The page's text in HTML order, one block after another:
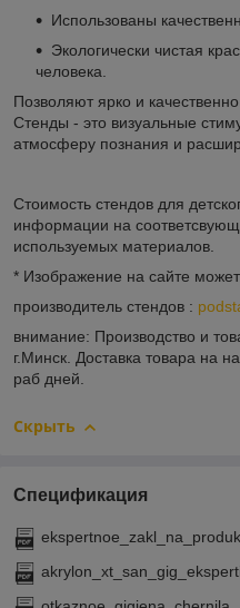
Использованы
Экологически чистая
человека.
Позволяют ярко и
Стенды - это визуальные
атмосферу познания и
Стоимость стендов для
информации на
используемых материалов.
* Изображение на сайте
производитель стендов :
внимание: Производство и
г.Минск. Доставка товара на
раб дней.
Скрыть
Спецификация